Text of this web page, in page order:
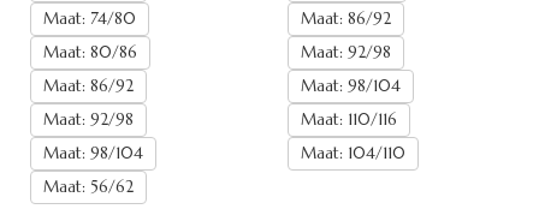
Maat: 74/80
Maat: 80/86
Maat: 86/92
Maat: 92/98
Maat: 98/104
Maat: 56/62
Maat: 86/92
Maat: 92/98
Maat: 98/104
Maat: 110/116
Maat: 104/110